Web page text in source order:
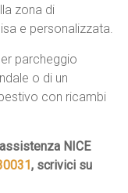
zona di
e personalizzata.
parcheggio
o di un
con ricambi
NICE
, scrivici su